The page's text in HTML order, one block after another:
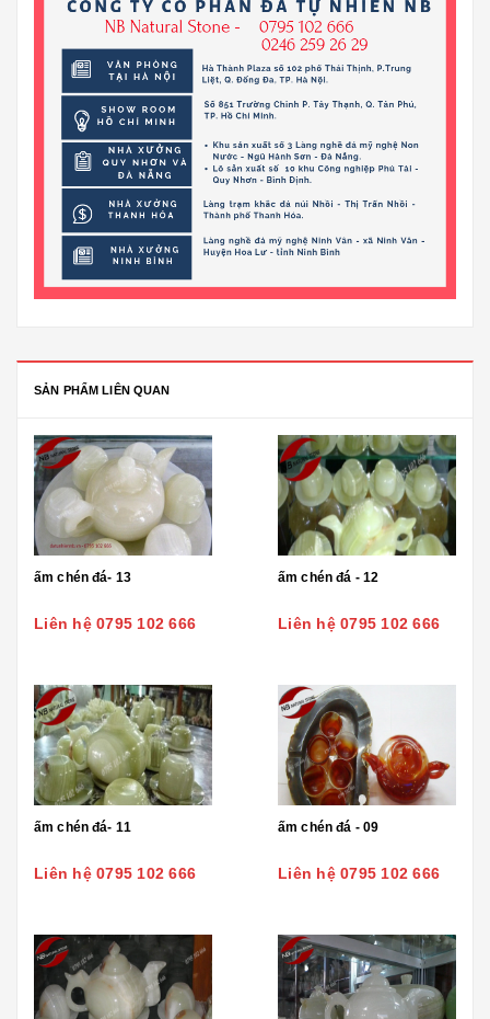
SẢN PHẨM LIÊN QUAN
ấm chén đá- 13
Liên hệ 0795 102 666
ấm chén đá - 12
Liên hệ 0795 102 666
ấm chén đá- 11
Liên hệ 0795 102 666
ấm chén đá - 09
Liên hệ 0795 102 666